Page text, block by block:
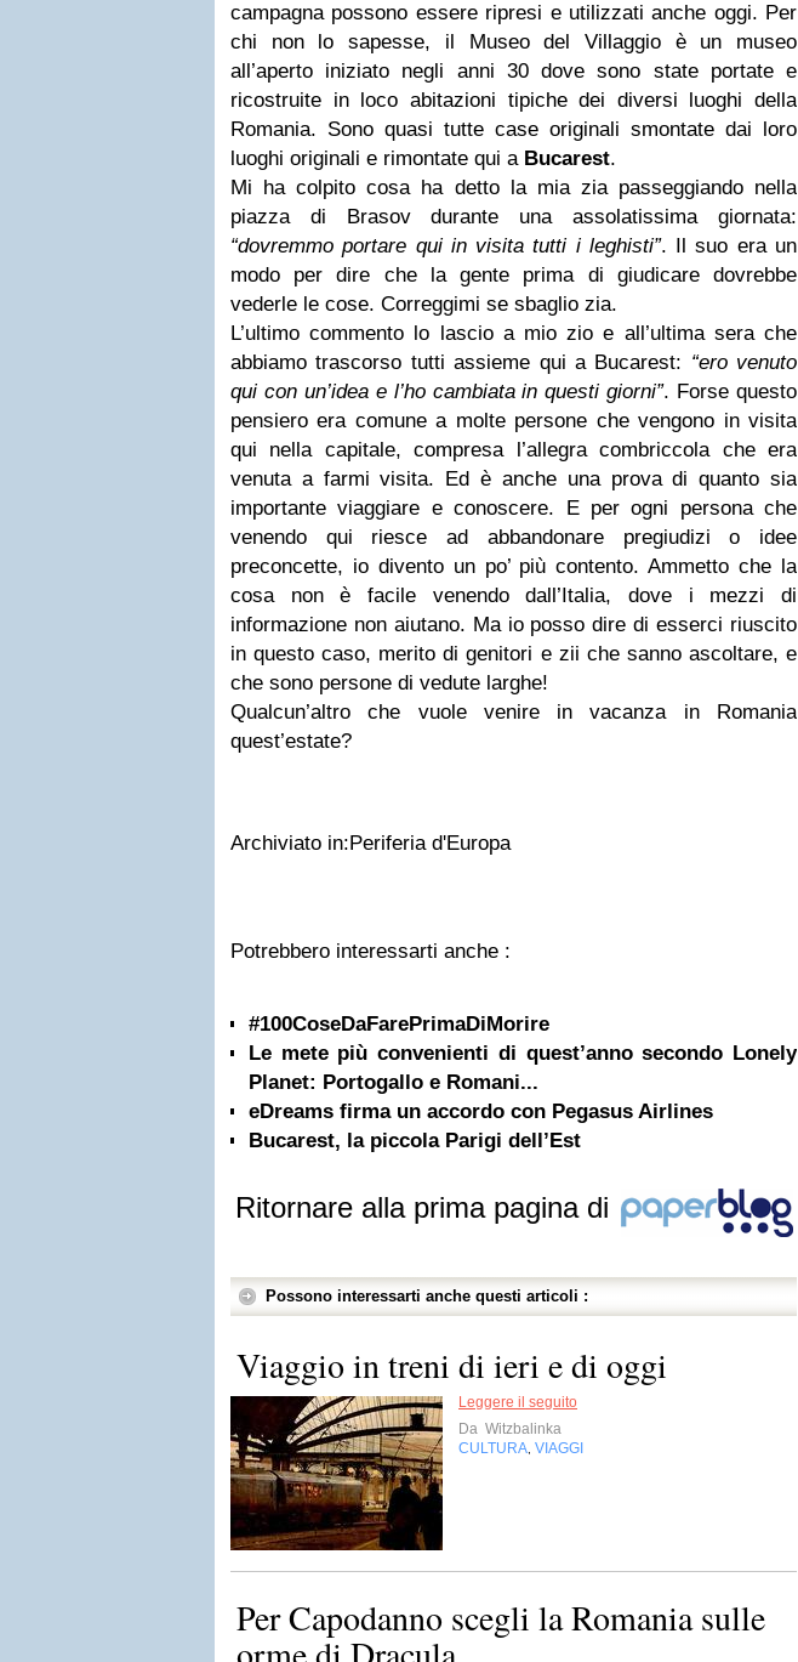
campagna possono essere ripresi e utilizzati anche oggi. Per
chi non lo sapesse, il Museo del Villaggio è un museo
all’aperto iniziato negli anni 30 dove sono state portate e
ricostruite in loco abitazioni tipiche dei diversi luoghi della
Romania. Sono quasi tutte case originali smontate dai loro
luoghi originali e rimontate qui a Bucarest.
Mi ha colpito cosa ha detto la mia zia passeggiando nella
piazza di Brasov durante una assolatissima giornata:
“dovremmo portare qui in visita tutti i leghisti”. Il suo era un
modo per dire che la gente prima di giudicare dovrebbe
vederle le cose. Correggimi se sbaglio zia.
L’ultimo commento lo lascio a mio zio e all’ultima sera che
abbiamo trascorso tutti assieme qui a Bucarest: “ero venuto
qui con un’idea e l’ho cambiata in questi giorni”. Forse questo
pensiero era comune a molte persone che vengono in visita
qui nella capitale, compresa l’allegra combriccola che era
venuta a farmi visita. Ed è anche una prova di quanto sia
importante viaggiare e conoscere. E per ogni persona che
venendo qui riesce ad abbandonare pregiudizi o idee
preconcette, io divento un po’ più contento. Ammetto che la
cosa non è facile venendo dall’Italia, dove i mezzi di
informazione non aiutano. Ma io posso dire di esserci riuscito
in questo caso, merito di genitori e zii che sanno ascoltare, e
che sono persone di vedute larghe!
Qualcun’altro che vuole venire in vacanza in Romania
quest’estate?
Archiviato in:Periferia d'Europa
Potrebbero interessarti anche :
#100CoseDaFarePrimaDiMorire
Le mete più convenienti di quest’anno secondo Lonely
Planet: Portogallo e Romani...
eDreams firma un accordo con Pegasus Airlines
Bucarest, la piccola Parigi dell’Est
Ritornare alla prima pagina di
Possono interessarti anche questi articoli :
Viaggio in treni di ieri e di oggi
Leggere il seguito
Da Witzbalinka
CULTURA VIAGGI
Per Capodanno scegli la Romania sulle